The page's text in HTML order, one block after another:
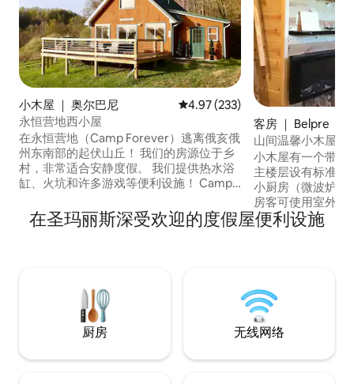
小木屋 ｜ 奥尔巴尼 平均评分 4.97 分（满分 5 分），
4.97 (233)
永恒营地西小屋
在永恒营地（Camp Forever）逃离俄亥俄
州东南部的起伏山丘！ 我们的房源位于乡
村，非常适合安静度假。 我们提供热水浴
缸、火坑和许多游戏等便利设施！ Camp
请注意，还有另一间小屋，相距67英尺。
Camp Forever距离俄亥俄大学仅20分钟
客房 ｜ Belpre
山间温馨小木屋
小木屋有一个带双
主楼层设有标准双
小厨房（微波炉、
房客可使用室外厨
箱、燃气、木炭和
甲板上还有桌子和
务，但没有无线网
在圣玛丽斯深受欢迎的度假屋便利设施
厨房 无线网络